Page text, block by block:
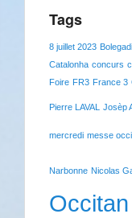
Tags
8 juillet 2023
Catalonha concurs
Foire FR3 France 3
Pierre LAVAL Josèp
mercredi messe
Narbonne Nicolas